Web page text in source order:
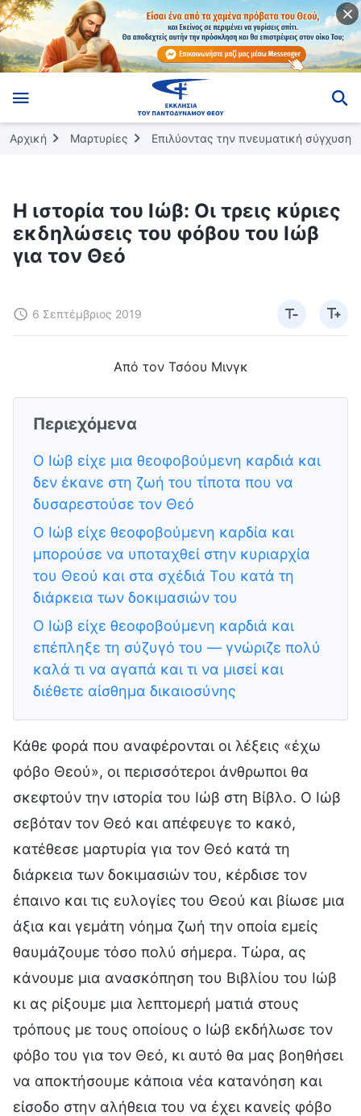
Αρχική Μαρτυρίες Επιλύοντας την πνευματική σύγχυση
Η ιστορία του Ιώβ: Οι τρεις κύριες
εκδηλώσεις του φόβου του Ιώβ
για τον Θεό
6 Σεπτέμβριος 2019
Από τον Τσόου Μινγκ
Περιεχόμενα
Ο Ιώβ είχε μια θεοφοβούμενη καρδιά και
δεν έκανε στη ζωή του τίποτα που να
δυσαρεστούσε τον Θεό
Ο Ιώβ είχε θεοφοβούμενη καρδία και
μπορούσε να υποταχθεί στην κυριαρχία
του Θεού και στα σχέδιά Του κατά τη
διάρκεια των δοκιμασιών του
Ο Ιώβ είχε θεοφοβούμενη καρδιά και
επέπληξε τη σύζυγό του — γνώριζε πολύ
καλά τι να αγαπά και τι να μισεί και
διέθετε αίσθημα δικαιοσύνης
Κάθε φορά που αναφέρονται οι λέξεις «έχω
φόβο Θεού», οι περισσότεροι άνθρωποι θα
σκεφτούν την ιστορία του Ιώβ στη Βίβλο. Ο Ιώβ
σεβόταν τον Θεό και απέφευγε το κακό,
κατέθεσε μαρτυρία για τον Θεό κατά τη
διάρκεια των δοκιμασιών του, κέρδισε τον
έπαινο και τις ευλογίες του Θεού και βίωσε μια
άξια και γεμάτη νόημα ζωή την οποία εμείς
θαυμάζουμε τόσο πολύ σήμερα. Τώρα, ας
κάνουμε μια ανασκόπηση του Βιβλίου του Ιώβ
κι ας ρίξουμε μια λεπτομερή ματιά στους
τρόπους με τους οποίους ο Ιώβ εκδήλωσε τον
φόβο του για τον Θεό, κι αυτό θα μας βοηθήσει
να αποκτήσουμε κάποια νέα κατανόηση και
είσοδο στην αλήθεια του να έχει κανείς φόβο